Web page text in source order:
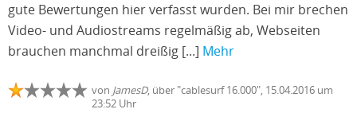
gute Bewertungen hier verfasst wurden. Bei mir brechen
Video- und Audiostreams regelmäßig ab, Webseiten
brauchen manchmal dreißig [...] Mehr
von JamesD, über "cablesurf 16.000", 15.04.2016 um
23:52 Uhr